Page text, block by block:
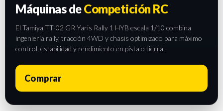
Máquinas deCompetición RC
El Tamiya TT-02 GR Yaris Rally 1 HYB escala 1/10 combina
ingeniería rally, tracción 4WD y chasis optimizado para máximo
control, estabilidad y rendimiento en pista o tierra.
Comprar